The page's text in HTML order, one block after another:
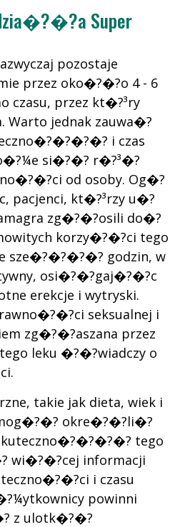
Super
pozostaje
przez oko�?�?o 4 - 6
czasu, przez kt�?³ry
Warto jednak zauwa�?
i czas
si�?�? r�?³�?
od osoby. Og�?
pacjenci, kt�?³rzy u�?
zg�?�?osili do�?
korzy�?�?ci tego
sze�?�?�?�? godzin, w
osi�?�?gaj�?�?c
erekcje i wytryski.
seksualnej i
zg�?�?aszana przez
leku �?�?wiadczy o
takie jak dieta, wiek i
okre�?�?li�?
tego
wi�?�?cej informacji
i czasu
powinni
z ulotk�?�?